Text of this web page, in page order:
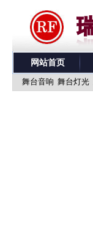
网站首页
舞台音响 舞台灯光